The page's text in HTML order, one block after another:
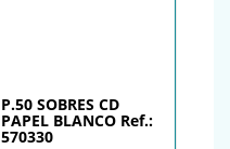
P.50 SOBRES CD
PAPEL BLANCO Ref.:
570330